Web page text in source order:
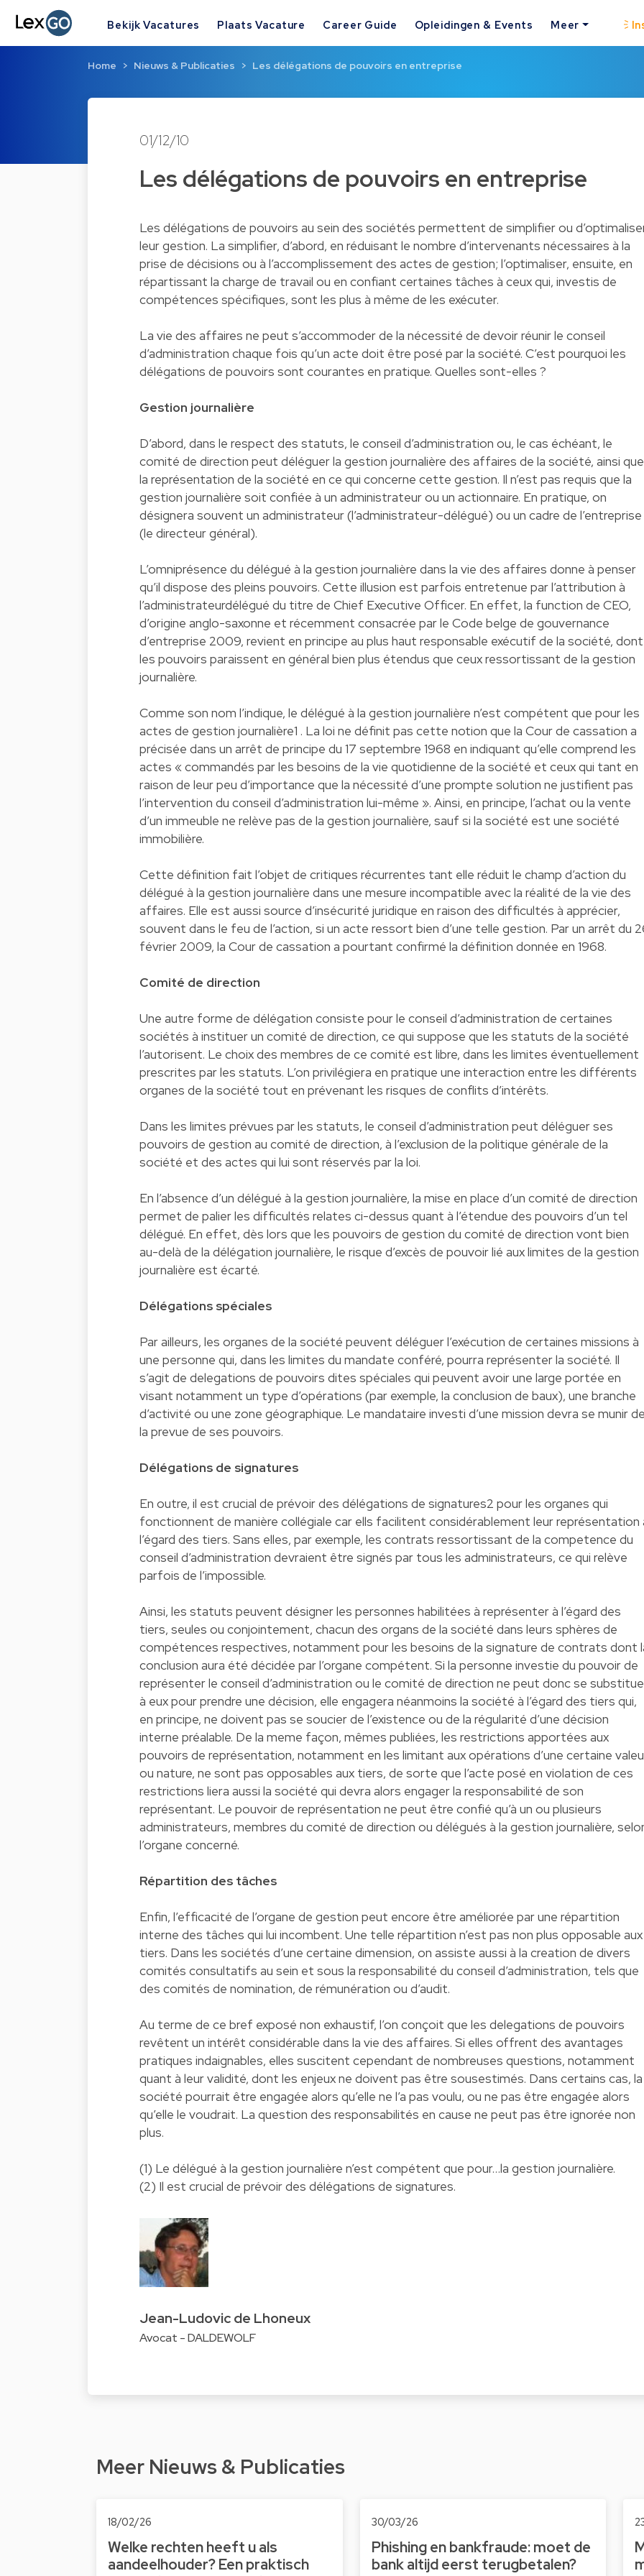
Bekijk Vacatures Plaats Vacature Career Guide Opleidingen & Events Meer
Home Nieuws & Publicaties Les délégations de pouvoirs en entreprise
01/12/10
Les délégations de pouvoirs en entreprise
Les délégations de pouvoirs au sein des sociétés permettent de simplifier ou
leur gestion. La simplifier, d’abord, en réduisant le nombre d’intervenants nécessaires à la
prise de décisions ou à l’accomplissement des actes de gestion; l’optimaliser, ensuite, en
répartissant la charge de travail ou en confiant certaines tâches à ceux qui, investis de
compétences spécifiques, sont les plus à même de les exécuter.
La vie des affaires ne peut s’accommoder de la nécessité de devoir réunir le conseil
d’administration chaque fois qu’un acte doit être posé par la société. C’est pourquoi les
délégations de pouvoirs sont courantes en pratique. Quelles sont-elles ?
Gestion journalière
D’abord, dans le respect des statuts, le conseil d’administration ou, le cas échéant, le
comité de direction peut déléguer la gestion journalière des affaires de la société, ainsi que
la représentation de la société en ce qui concerne cette gestion. Il n’est pas requis que la
gestion journalière soit confiée à un administrateur ou un actionnaire. En pratique, on
désignera souvent un administrateur (l’administrateur-délégué) ou un cadre de l’entreprise
(le directeur général).
L’omniprésence du délégué à la gestion journalière dans la vie des affaires donne à penser
qu’il dispose des pleins pouvoirs. Cette illusion est parfois entretenue par l’attribution à
l’administrateurdélégué du titre de Chief Executive Officer. En effet, la function de CEO,
d’origine anglo-saxonne et récemment consacrée par le Code belge de gouvernance
d’entreprise 2009, revient en principe au plus haut responsable exécutif de la société, dont
les pouvoirs paraissent en général bien plus étendus que ceux ressortissant de la gestion
journalière.
Comme son nom l’indique, le délégué à la gestion journalière n’est compétent que pour les
actes de gestion journalière1 . La loi ne définit pas cette notion que la Cour de cassation a
précisée dans un arrêt de principe du 17 septembre 1968 en indiquant qu’elle comprend les
actes « commandés par les besoins de la vie quotidienne de la société et ceux qui tant en
raison de leur peu d’importance que la nécessité d’une prompte solution ne justifient pas
l’intervention du conseil d’administration lui-même ». Ainsi, en principe, l’achat ou la vente
d’un immeuble ne relève pas de la gestion journalière, sauf si la société est une société
immobilière.
Cette définition fait l’objet de critiques récurrentes tant elle réduit le champ d’action du
délégué à la gestion journalière dans une mesure incompatible avec la réalité de la vie des
affaires. Elle est aussi source d’insécurité juridique en raison des difficultés à apprécier,
souvent dans le feu de l’action, si un acte ressort bien d’une telle gestion. Par un arrêt du
février 2009, la Cour de cassation a pourtant confirmé la définition donnée en 1968.
Comité de direction
Une autre forme de délégation consiste pour le conseil d’administration de certaines
sociétés à instituer un comité de direction, ce qui suppose que les statuts de la société
l’autorisent. Le choix des membres de ce comité est libre, dans les limites éventuellement
prescrites par les statuts. L’on privilégiera en pratique une interaction entre les différents
organes de la société tout en prévenant les risques de conflits d’intérêts.
Dans les limites prévues par les statuts, le conseil d’administration peut déléguer ses
pouvoirs de gestion au comité de direction, à l’exclusion de la politique générale de la
société et des actes qui lui sont réservés par la loi.
En l’absence d’un délégué à la gestion journalière, la mise en place d’un comité de direction
permet de palier les difficultés relates ci-dessus quant à l’étendue des pouvoirs d’un tel
délégué. En effet, dès lors que les pouvoirs de gestion du comité de direction vont bien
au-delà de la délégation journalière, le risque d’excès de pouvoir lié aux limites de la gestion
journalière est écarté.
Délégations spéciales
Par ailleurs, les organes de la société peuvent déléguer l’exécution de certaines missions à
une personne qui, dans les limites du mandate conféré, pourra représenter la société. Il
s’agit de delegations de pouvoirs dites spéciales qui peuvent avoir une large portée en
visant notamment un type d’opérations (par exemple, la conclusion de baux), une branche
d’activité ou une zone géographique. Le mandataire investi d’une mission devra se munir
la prevue de ses pouvoirs.
Délégations de signatures
En outre, il est crucial de prévoir des délégations de signatures2 pour les organes qui
fonctionnent de manière collégiale car ells facilitent considérablement leur représentation
l’égard des tiers. Sans elles, par exemple, les contrats ressortissant de la competence du
conseil d’administration devraient être signés par tous les administrateurs, ce qui relève
parfois de l’impossible.
Ainsi, les statuts peuvent désigner les personnes habilitées à représenter à l’égard des
tiers, seules ou conjointement, chacun des organs de la société dans leurs sphères de
compétences respectives, notamment pour les besoins de la signature de contrats dont
conclusion aura été décidée par l’organe compétent. Si la personne investie du pouvoir de
représenter le conseil d’administration ou le comité de direction ne peut donc se
à eux pour prendre une décision, elle engagera néanmoins la société à l’égard des tiers qui,
en principe, ne doivent pas se soucier de l’existence ou de la régularité d’une décision
interne préalable. De la meme façon, mêmes publiées, les restrictions apportées aux
pouvoirs de représentation, notamment en les limitant aux opérations d’une certaine
ou nature, ne sont pas opposables aux tiers, de sorte que l’acte posé en violation de ces
restrictions liera aussi la société qui devra alors engager la responsabilité de son
représentant. Le pouvoir de représentation ne peut être confié qu’à un ou plusieurs
administrateurs, membres du comité de direction ou délégués à la gestion journalière,
l’organe concerné.
Répartition des tâches
Enfin, l’efficacité de l’organe de gestion peut encore être améliorée par une répartition
interne des tâches qui lui incombent. Une telle répartition n’est pas non plus opposable aux
tiers. Dans les sociétés d’une certaine dimension, on assiste aussi à la creation de divers
comités consultatifs au sein et sous la responsabilité du conseil d’administration, tels que
des comités de nomination, de rémunération ou d’audit.
Au terme de ce bref exposé non exhaustif, l’on conçoit que les delegations de pouvoirs
revêtent un intérêt considérable dans la vie des affaires. Si elles offrent des avantages
pratiques indaignables, elles suscitent cependant de nombreuses questions, notamment
quant à leur validité, dont les enjeux ne doivent pas être sousestimés. Dans certains cas, la
société pourrait être engagée alors qu’elle ne l’a pas voulu, ou ne pas être engagée alors
qu’elle le voudrait. La question des responsabilités en cause ne peut pas être ignorée non
plus.
(1) Le délégué à la gestion journalière n’est compétent que pour…la gestion journalière.
(2) Il est crucial de prévoir des délégations de signatures.
Jean-Ludovic de Lhoneux
Avocat - DALDEWOLF
Meer Nieuws & Publicaties
18/02/26
Welke rechten heeft u als
aandeelhouder? Een praktisch
30/03/26
Phishing en bankfraude: moet de
bank altijd eerst terugbetalen?